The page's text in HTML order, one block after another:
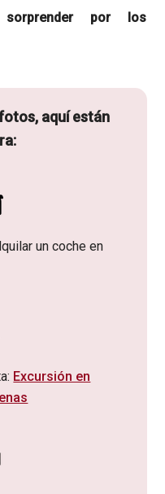
sorprender por los
aquí están
un coche en
Excursión en